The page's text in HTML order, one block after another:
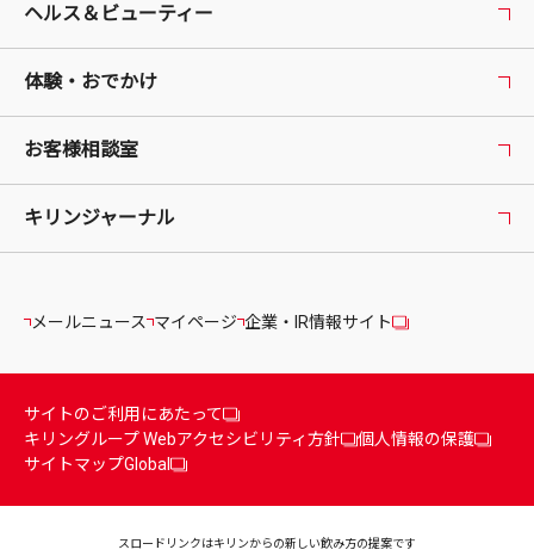
ヘルス＆ビューティー
体験・おでかけ
お客様相談室
キリンジャーナル
メールニュース マイページ 企業・IR情報サイト
サイトのご利用にあたって
キリングループ Webアクセシビリティ方針
個人情報の保護
サイトマップGlobal
スロードリンクはキリンからの新しい飲み方の提案です